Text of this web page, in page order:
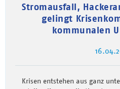
Stromausfall,
gelingt
kommunalen
Krisen entstehen aus ganz